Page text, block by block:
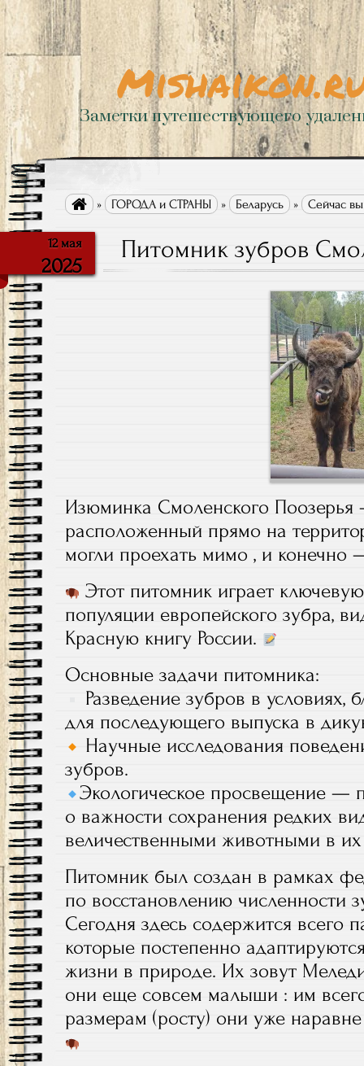
Заметки путешествующего
 » ГОРОДА и СТРАНЫ » Беларусь » Сейчас
12 мая
2025
Питомник зубров
Изюминка Смоленского
расположенный прямо на
могли проехать мимо , и конечно
Этот питомник играет
популяции европейского зубра,
Красную книгу России.
Основные задачи питомника:
Разведение зубров в условиях,
для последующего выпуска в
Научные исследования
зубров.
Экологическое просвещение —
о важности сохранения редких
величественными животными в
Питомник был создан в рамках
по восстановлению численности
Сегодня здесь содержится всего
которые постепенно
жизни в природе. Их зовут
они еще совсем малыши : им
размерам (росту) они уже